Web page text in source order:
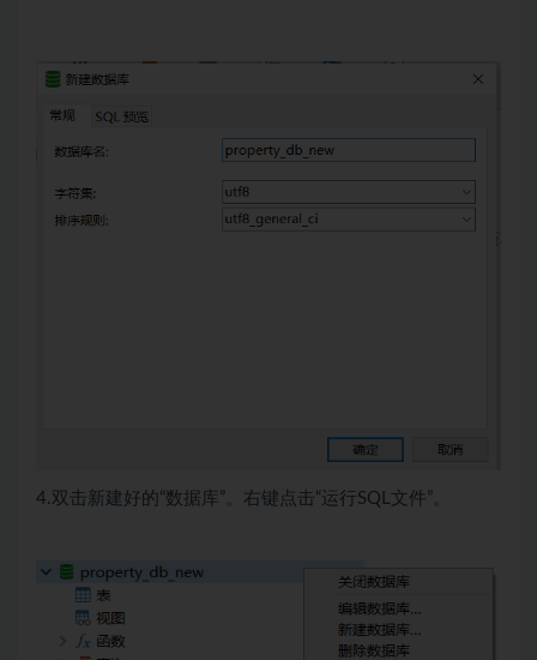
4.双击新建好的“数据库”。右键点击“运行SQL文件”。